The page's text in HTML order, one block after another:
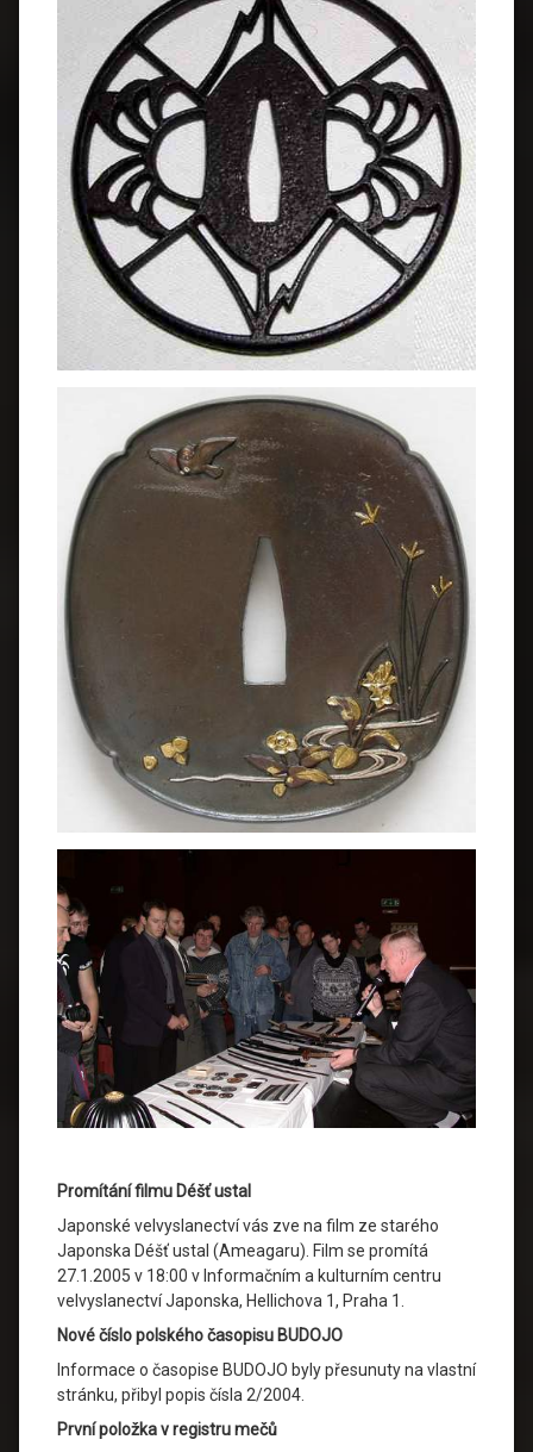
Promítání filmu Déšť ustal
Japonské velvyslanectví vás zve na film ze starého
Japonska Déšť ustal (Ameagaru). Film se promítá
27.1.2005 v 18:00 v Informačním a kulturním centru
velvyslanectví Japonska, Hellichova 1, Praha 1.
Nové číslo polského časopisu BUDOJO
Informace o časopise BUDOJO byly přesunuty na vlastní
stránku, přibyl popis čísla 2/2004.
První položka v registru mečů